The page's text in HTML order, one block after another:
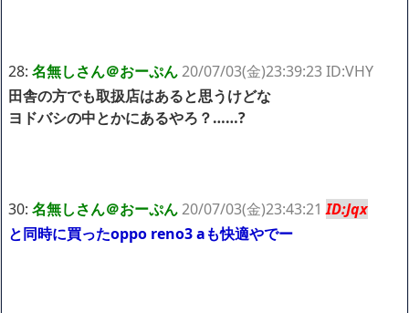
28: 名無しさん＠おーぷん20/07/03(金)23:39:23 ID:VHY
田舎の方でも取扱店はあると思うけどな
ヨドバシの中とかにあるやろ？……?
30: 名無しさん＠おーぷん20/07/03(金)23:43:21ID:Jqx
と同時に買ったoppo reno3 aも快適やでー